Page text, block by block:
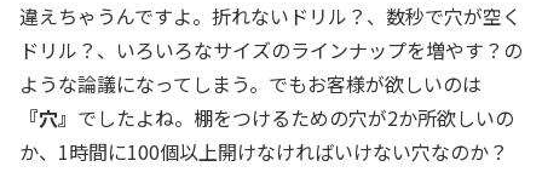
違えちゃうんですよ。折れないドリル？、数秒で穴が空く
ドリル？、いろいろなサイズのラインナップを増やす？の
ような論議になってしまう。でもお客様が欲しいのは
『穴』 でしたよね。棚をつけるための穴が2か所欲しいの
か、1時間に100個以上開けなければいけない穴なのか？